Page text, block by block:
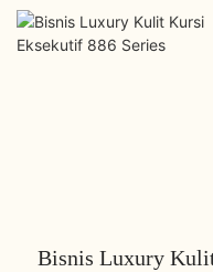
Bisnis Luxury